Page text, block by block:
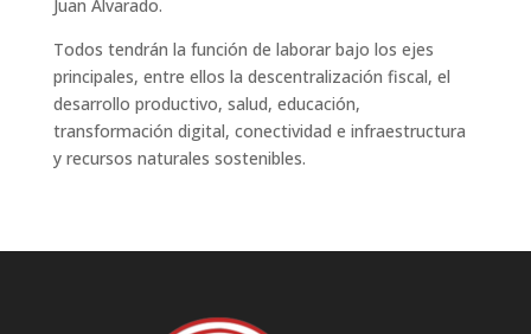
Juan Alvarado.
Todos tendrán la función de laborar bajo los ejes
principales, entre ellos la descentralización fiscal, el
desarrollo productivo, salud, educación,
transformación digital, conectividad e infraestructura
y recursos naturales sostenibles.